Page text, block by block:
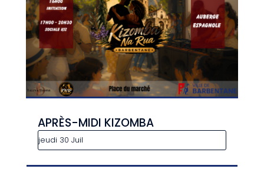
APRÈS-MIDI KIZOMBA
jeudi 30 Juil